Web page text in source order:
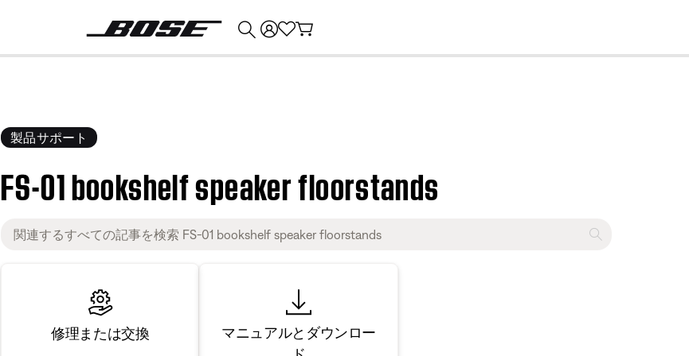
製品サポート
FS-01 bookshelf speaker floorstands
修理または交換
マニュアルとダウンロー